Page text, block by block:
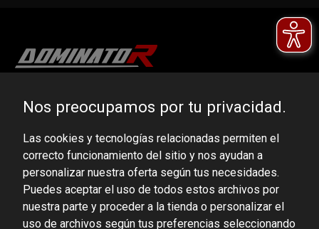
DOMINATOR GROUP Sp. z o.o.
VAT ID No.: 6521751083
dominator@dominator.pl
Nos preocupamos por tu privacidad.
Las cookies y tecnologías relacionadas permiten el
correcto funcionamiento del sitio y nos ayudan a
personalizar nuestra oferta según tus necesidades.
Puedes aceptar el uso de todos estos archivos por
nuestra parte y proceder a la tienda o personalizar el
uso de archivos según tus preferencias seleccionando